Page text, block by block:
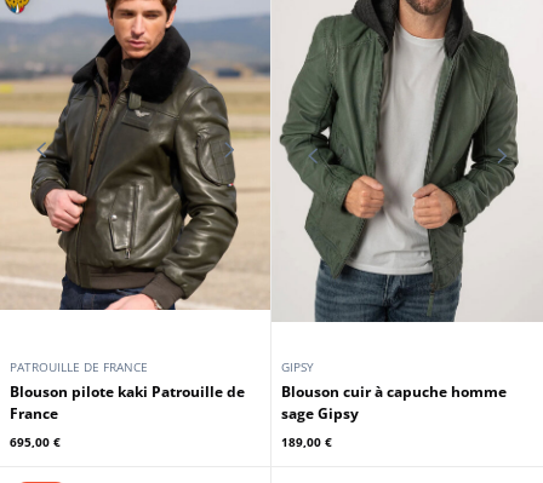
PATROUILLE DE FRANCE
Blouson pilote kaki Patrouille de
France
695,00 €
GIPSY
Blouson cuir à capuche homme
sage Gipsy
189,00 €